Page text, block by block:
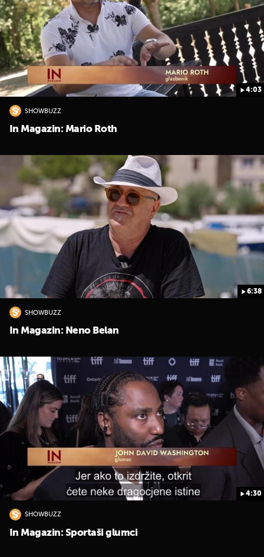
4:03
SHOWBUZZ
In Magazin: Mario Roth
6:38
SHOWBUZZ
In Magazin: Neno Belan
4:30
SHOWBUZZ
In Magazin: Sportaši glumci